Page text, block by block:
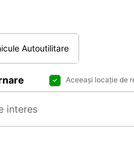
Autoutilitare
Aceeași locație de